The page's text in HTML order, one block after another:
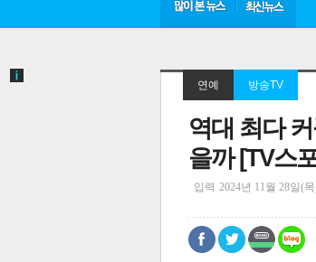
연예 방송TV
역대 최다
을까 [TV스
입력 2024년 11월 28일(
0